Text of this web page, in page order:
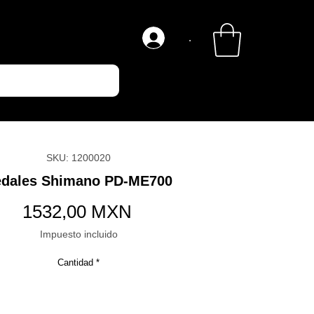
.
SKU: 1200020
Shimano PD-ME700
1532,00 MXN
Impuesto incluido
Cantidad *